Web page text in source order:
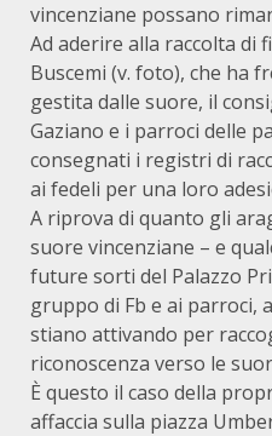
vincenziane possano
Ad aderire alla raccolta di
Buscemi (v. foto), che ha
gestita dalle suore, il
Gaziano e i parroci delle
consegnati i registri di
ai fedeli per una loro
A riprova di quanto gli
suore vincenziane – e
future sorti del Palazzo
gruppo di Fb e ai parroci,
stiano attivando per
riconoscenza verso le
È questo il caso della
affaccia sulla piazza